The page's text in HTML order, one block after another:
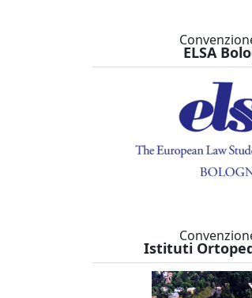
ELSA
Istituti